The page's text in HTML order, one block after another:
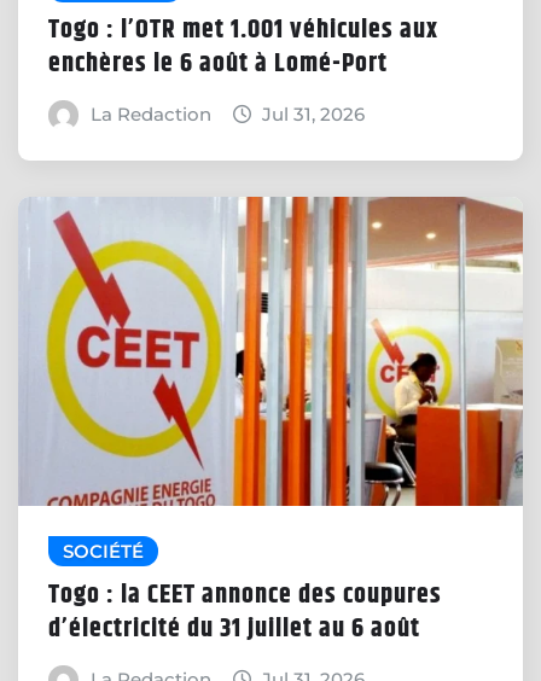
Togo : l’OTR met 1.001 véhicules aux
enchères le 6 août à Lomé-Port
La Redaction Jul 31, 2026
SOCIÉTÉ
Togo : la CEET annonce des coupures
d’électricité du 31 juillet au 6 août